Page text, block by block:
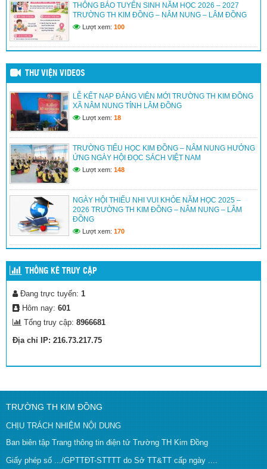
HỘI THI HỌC SINH GIỎI THỂ DỤC THỂ THAO CẤP
TRƯỜNG LẦN THỨ NHẤT NĂM 2026 CỦA TRƯỜNG TH
KIM ĐỒNG – NÂM NUNG – LÂM ĐỒNG
(25/04/2026)
THÔNG BÁO TUYỂN SINH NĂM HỌC 2026 – 2027
TRƯỜNG TH KIM ĐỒNG – NÂM NUNG – LÂM ĐỒNG
Lượt xem: 100
THƯ VIỆN VIDEOS
LỄ KẾT NẠP ĐẢNG VIÊN MỚI TRƯỜNG TH KIM ĐỒNG
XÃ NÂM NUNG TỈNH LÂM ĐỒNG
Lượt xem: 18
TRƯỜNG TIỂU HỌC KIM ĐỒNG – NÂM NUNG HƯỞNG
ỨNG NGÀY HỘI ĐỌC SÁCH VIỆT NAM
Lượt xem: 148
NGÀY HỘI THIẾU NHI VUI KHỎE NĂM HỌC 2025 –
2026 TRƯỜNG TH KIM ĐỒNG – NÂM NUNG – LÂM
ĐỒNG
Lượt xem: 170
THỐNG KÊ TRUY CẬP
Đang trực tuyến: 1
Hôm nay: 601
Tổng truy cập: 8966681
Địa chỉ IP: 216.73.217.75
TRƯỜNG TH KIM ĐỒNG
CHỊU TRÁCH NHIỆM NỘI DUNG
Ban biên tập Trang thông tin điện tử Trường TH Kim Đồng
Giấy phép số .../GPTTĐT-STTTT do Sở TT&TT cấp ngày ....